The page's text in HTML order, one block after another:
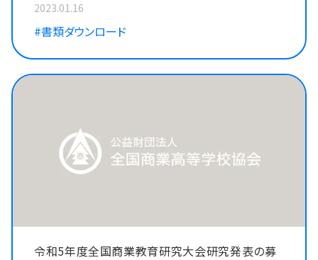
2023.01.16
#書類ダウンロード
令和5年度全国商業教育研究大会研究発表の募